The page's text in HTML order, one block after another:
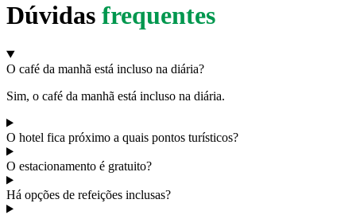
Dúvidas frequentes
O café da manhã está incluso na diária?
Sim, o café da manhã está incluso na diária.
O hotel fica próximo a quais pontos turísticos?
O estacionamento é gratuito?
Há opções de refeições inclusas?